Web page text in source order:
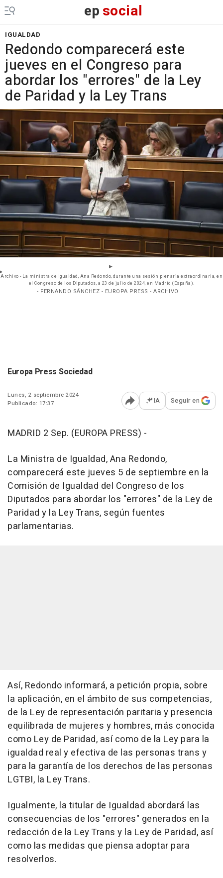
epsocial
IGUALDAD
Redondo comparecerá este
jueves en el Congreso para
abordar los "errores" de la Ley
de Paridad y la Ley Trans
Archivo - La ministra de Igualdad, Ana Redondo, durante una sesión plenaria extraordinaria, en
el Congreso de los Diputados, a 23 de julio de 2024, en Madrid (España).
- FERNANDO SÁNCHEZ - EUROPA PRESS - ARCHIVO
Europa Press Sociedad
Lunes, 2 septiembre 2024
Publicado: 17:37
Abrir opciones para
IA Seguir en
MADRID 2 Sep. (EUROPA PRESS) -
La Ministra de Igualdad, Ana Redondo,
comparecerá este jueves 5 de septiembre en la
Comisión de Igualdad del Congreso de los
Diputados para abordar los "errores" de la Ley de
Paridad y la Ley Trans, según fuentes
parlamentarias.
Así, Redondo informará, a petición propia, sobre
la aplicación, en el ámbito de sus competencias,
de la Ley de representación paritaria y presencia
equilibrada de mujeres y hombres, más conocida
como Ley de Paridad, así como de la Ley para la
igualdad real y efectiva de las personas trans y
para la garantía de los derechos de las personas
LGTBI, la Ley Trans.
Igualmente, la titular de Igualdad abordará las
consecuencias de los "errores" generados en la
redacción de la Ley Trans y la Ley de Paridad, así
como las medidas que piensa adoptar para
resolverlos.